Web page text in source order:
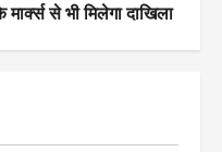
से भी मिलेगा दाखिला